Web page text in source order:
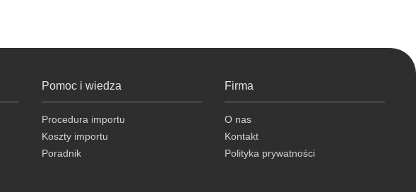
Pomoc i wiedza
Procedura importu
Koszty importu
Poradnik
Firma
O nas
Kontakt
Polityka prywatności